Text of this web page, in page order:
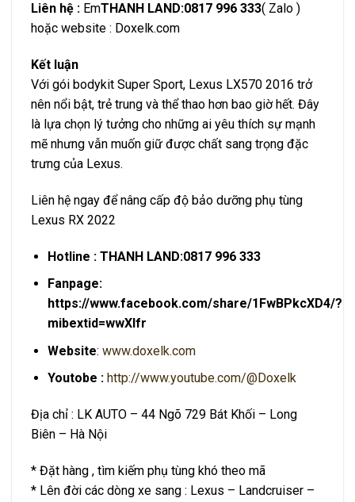
Liên hệ : EmTHANH LAND:0817 996 333( Zalo )
hoặc website : Doxelk.com
Kết luận
Với gói bodykit Super Sport, Lexus LX570 2016 trở
nên nổi bật, trẻ trung và thể thao hơn bao giờ hết. Đây
là lựa chọn lý tưởng cho những ai yêu thích sự mạnh
mẽ nhưng vẫn muốn giữ được chất sang trọng đặc
trưng của Lexus.
Liên hệ ngay để nâng cấp độ bảo dưỡng phụ tùng
Lexus RX 2022
Hotline : THANH LAND:0817 996 333
Fanpage:
https://www.facebook.com/share/1FwBPkcXD4/?
mibextid=wwXIfr
Website: www.doxelk.com
Youtobe : http://www.youtube.com/@Doxelk
Địa chỉ : LK AUTO – 44 Ngõ 729 Bát Khối – Long
Biên – Hà Nội
* Đặt hàng , tìm kiếm phụ tùng khó theo mã
* Lên đời các dòng xe sang : Lexus – Landcruiser –